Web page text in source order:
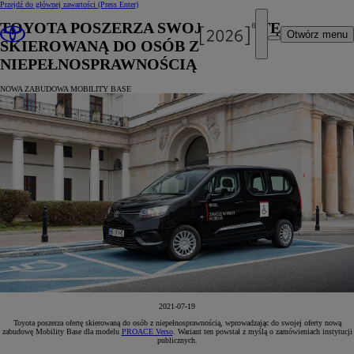
Przejdź do głównej zawartości (Press Enter)
Otwórz menu
TOYOTA POSZERZA SWOJĄ OFERTĘ
SKIEROWANĄ DO OSÓB Z
NIEPEŁNOSPRAWNOŚCIĄ
NOWA ZABUDOWA MOBILITY BASE
2021-07-19
Toyota poszerza ofertę skierowaną do osób z niepełnosprawnością, wprowadzając do swojej oferty nową
zabudowę Mobility Base dla modelu PROACE Verso. Wariant ten powstał z myślą o zamówieniach instytucji
publicznych.